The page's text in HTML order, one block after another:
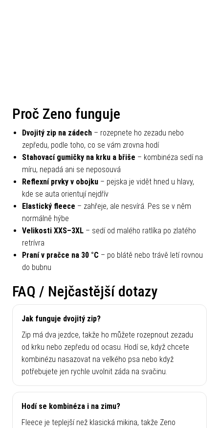
Proč Zeno funguje
Dvojitý zip na zádech – rozepnete ho zezadu nebo
zepředu, podle toho, co se vám zrovna hodí
Stahovací gumičky na krku a břiše – kombinéza sedí na
míru, nepadá ani se neposouvá
Reflexní prvky v obojku – pejska je vidět hned u hlavy,
kde se auta orientují nejdřív
Elastický fleece – zahřeje, ale nesvírá. Pes se v něm
normálně hýbe
Velikosti XXS–3XL – sedí od malého ratlíka po zlatého
retrívra
Praní v pračce na 30 °C – po blátě nebo trávě letí rovnou
do bubnu
FAQ / Nejčastější dotazy
Jak funguje dvojitý zip?
Zip má dva jezdce, takže ho můžete rozepnout zezadu
od krku nebo zepředu od ocasu. Hodí se, když chcete
kombinézu nasazovat na velkého psa nebo když
potřebujete jen rychle uvolnit záda na svačinu.
Hodí se kombinéza i na zimu?
Fleece je teplejší než klasická mikina, takže Zeno